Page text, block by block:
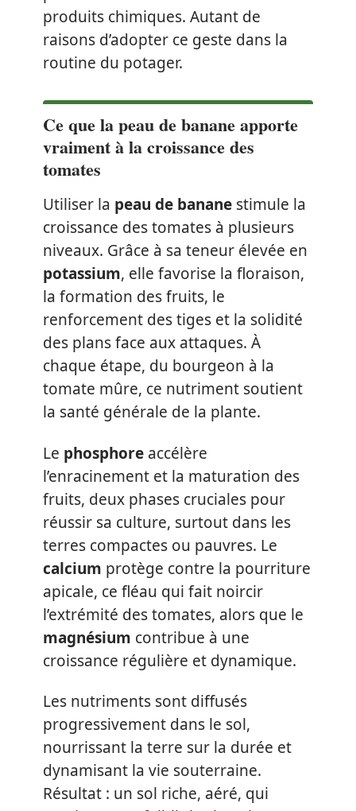
produits chimiques. Autant de
raisons d’adopter ce geste dans la
routine du potager.
Ce que la peau de banane apporte
vraiment à la croissance des
tomates
Utiliser la peau de banane stimule la
croissance des tomates à plusieurs
niveaux. Grâce à sa teneur élevée en
potassium, elle favorise la floraison,
la formation des fruits, le
renforcement des tiges et la solidité
des plans face aux attaques. À
chaque étape, du bourgeon à la
tomate mûre, ce nutriment soutient
la santé générale de la plante.
Le phosphore accélère
l’enracinement et la maturation des
fruits, deux phases cruciales pour
réussir sa culture, surtout dans les
terres compactes ou pauvres. Le
calcium protège contre la pourriture
apicale, ce fléau qui fait noircir
l’extrémité des tomates, alors que le
magnésium contribue à une
croissance régulière et dynamique.
Les nutriments sont diffusés
progressivement dans le sol,
nourrissant la terre sur la durée et
dynamisant la vie souterraine.
Résultat : un sol riche, aéré, qui